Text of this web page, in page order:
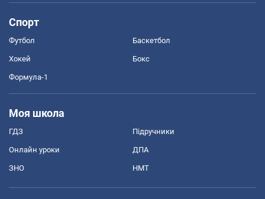
Спорт
Футбол Баскетбол
Хокей Бокс
Формула-1
Моя школа
ГДЗ Підручники
Онлайн уроки ДПА
ЗНО НМТ